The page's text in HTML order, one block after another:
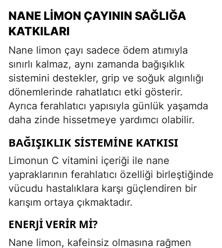
NANE LIMON ÇAYININ SAĞLIĞA
KATKILARI
Nane limon çayı sadece ödem atımıyla
sınırlı kalmaz, aynı zamanda bağışıklık
sistemini destekler, grip ve soğuk algınlığı
dönemlerinde rahatlatıcı etki gösterir.
Ayrıca ferahlatıcı yapısıyla günlük yaşamda
daha zinde hissetmeye yardımcı olabilir.
BAĞIŞIKLIK SISTEMINE KATKISI
Limonun C vitamini içeriği ile nane
yapraklarının ferahlatıcı özelliği birleştiğinde
vücudu hastalıklara karşı güçlendiren bir
karışım ortaya çıkmaktadır.
ENERJI VERIR MI?
Nane limon, kafeinsiz olmasına rağmen